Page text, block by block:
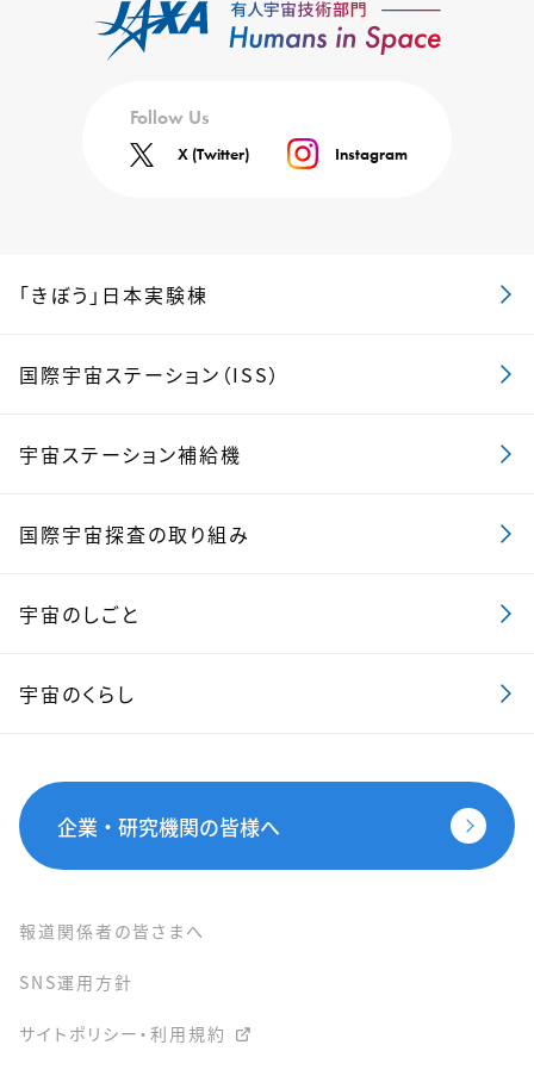
Follow Us
X (Twitter) Instagram
「きぼう」日本実験棟
国際宇宙ステーション（ISS）
宇宙ステーション補給機
国際宇宙探査の取り組み
宇宙のしごと
宇宙のくらし
企業・研究機関の皆様へ
報道関係者の皆さまへ
SNS運用方針
サイトポリシー・利用規約